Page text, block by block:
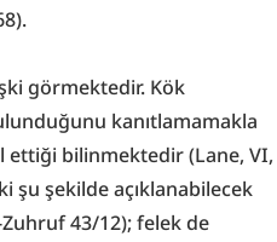
görmektedir. Kök
kanıtlamamakla
bilinmektedir (Lane, VI,
şu şekilde açıklanabilecek
43/12); felek de